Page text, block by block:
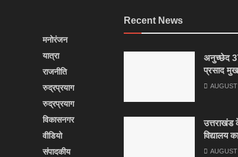
मनोरंजन
यात्रा
राजनीति
रुद्रप्रयाग
रुद्रप्रयाग
विकासनगर
वीडियो
संपादकीय
Recent News
अनुच्छेद
प्रसाद
उत्तराखंड
विद्यालय